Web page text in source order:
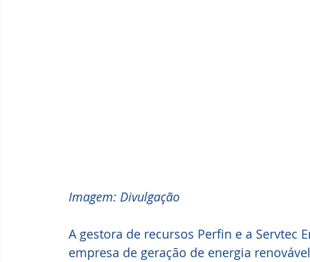
Imagem: Divulgação
A gestora de recursos Perfin e a Servtec
empresa de geração de energia